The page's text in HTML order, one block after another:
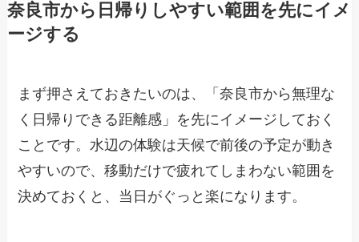
奈良市から日帰りしやすい範囲を先にイメ
ージする
まず押さえておきたいのは、「奈良市から無理な
く日帰りできる距離感」を先にイメージしておく
ことです。水辺の体験は天候で前後の予定が動き
やすいので、移動だけで疲れてしまわない範囲を
決めておくと、当日がぐっと楽になります。